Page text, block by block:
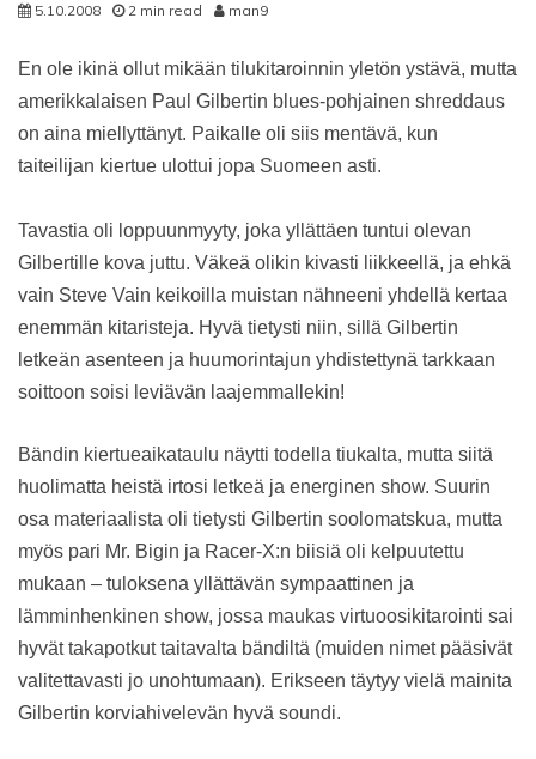
5.10.2008 2 min read man9
En ole ikinä ollut mikään tilukitaroinnin yletön ystävä, mutta
amerikkalaisen Paul Gilbertin blues-pohjainen shreddaus
on aina miellyttänyt. Paikalle oli siis mentävä, kun
taiteilijan kiertue ulottui jopa Suomeen asti.
Tavastia oli loppuunmyyty, joka yllättäen tuntui olevan
Gilbertille kova juttu. Väkeä olikin kivasti liikkeellä, ja ehkä
vain Steve Vain keikoilla muistan nähneeni yhdellä kertaa
enemmän kitaristeja. Hyvä tietysti niin, sillä Gilbertin
letkeän asenteen ja huumorintajun yhdistettynä tarkkaan
soittoon soisi leviävän laajemmallekin!
Bändin kiertueaikataulu näytti todella tiukalta, mutta siitä
huolimatta heistä irtosi letkeä ja energinen show. Suurin
osa materiaalista oli tietysti Gilbertin soolomatskua, mutta
myös pari Mr. Bigin ja Racer-X:n biisiä oli kelpuutettu
mukaan – tuloksena yllättävän sympaattinen ja
lämminhenkinen show, jossa maukas virtuoosikitarointi sai
hyvät takapotkut taitavalta bändiltä (muiden nimet pääsivät
valitettavasti jo unohtumaan). Erikseen täytyy vielä mainita
Gilbertin korviahivelevän hyvä soundi.